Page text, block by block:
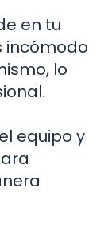
en tu
incómodo
lo
equipo y